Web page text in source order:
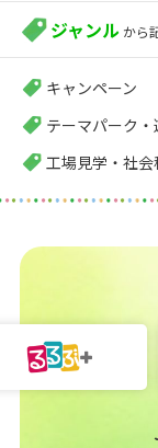
ジャンル から
キャンペーン
テーマパーク・
工場見学・社会